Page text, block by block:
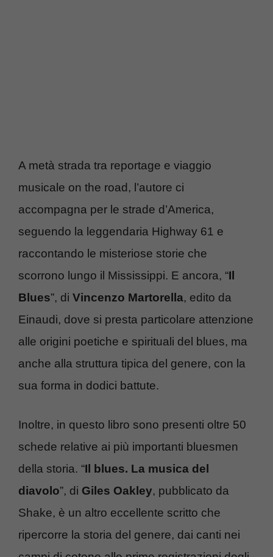
A metà strada tra reportage e viaggio
musicale on the road, l’autore ci
accompagna per le strade d’America,
seguendo la leggendaria Highway 61 e
raccontando le misteriose storie che
scorrono lungo il Mississippi. E ancora, “Il
Blues”, di Vincenzo Martorella, edito da
Einaudi, dove si presta particolare attenzione
alle origini poetiche e spirituali del blues, ma
anche alla struttura tipica del genere, con la
sua forma in dodici battute.
Inoltre, in questo libro sono presenti oltre 50
schede relative ai più importanti bluesmen
della storia. “Il blues. La musica del
diavolo”, di Giles Oakley, pubblicato da
Shake, è un altro eccellente scritto che
ripercorre la storia del genere, dai canti nei